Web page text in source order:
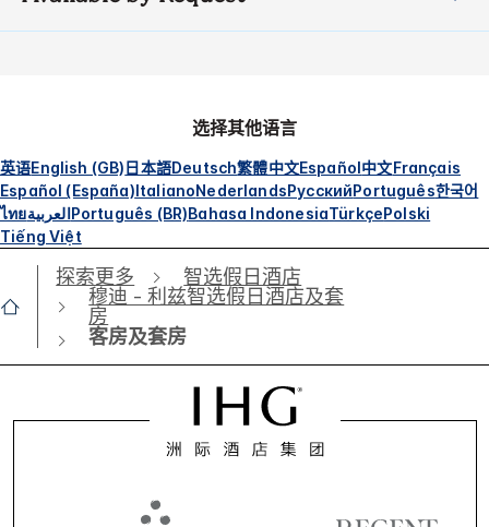
选择其他语言
英语English (GB)日本語Deutsch繁體中文Español中文Français
Español (España)ItalianoNederlandsРусскийPortuguês한국어
ไทยالعربيةPortuguês (BR)Bahasa IndonesiaTürkçePolski
Tiếng Việt
探索更多
智选假日酒店
穆迪 - 利兹智选假日酒店及套
房
客房及套房